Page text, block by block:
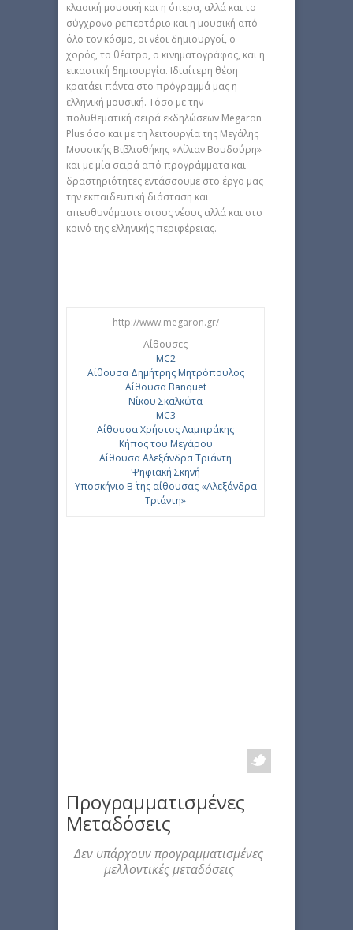
κλασική μουσική και η όπερα, αλλά και το
σύγχρονο ρεπερτόριο και η μουσική από
όλο τον κόσμο, οι νέοι δημιουργοί, ο
χορός, το θέατρο, ο κινηματογράφος, και η
εικαστική δημιουργία. Ιδιαίτερη θέση
κρατάει πάντα στο πρόγραμμά μας η
ελληνική μουσική. Τόσο με την
πολυθεματική σειρά εκδηλώσεων Megaron
Plus όσο και με τη λειτουργία της Μεγάλης
Μουσικής Βιβλιοθήκης «Λίλιαν Βουδούρη»
και με μία σειρά από προγράμματα και
δραστηριότητες εντάσσουμε στο έργο μας
την εκπαιδευτική διάσταση και
απευθυνόμαστε στους νέους αλλά και στο
κοινό της ελληνικής περιφέρειας.
http://www.megaron.gr/
Αίθουσες
MC2
Αίθουσα Δημήτρης Μητρόπουλος
Αίθουσα Banquet
Νίκου Σκαλκώτα
MC3
Aίθουσα Χρήστος Λαμπράκης
Κήπος του Μεγάρου
Αίθουσα Αλεξάνδρα Τριάντη
Ψηφιακή Σκηνή
Υποσκήνιο Β΄ της αίθουσας «Αλεξάνδρα
Τριάντη»
Προγραμματισμένες
Μεταδόσεις
Δεν υπάρχουν προγραμματισμένες
μελλοντικές μεταδόσεις